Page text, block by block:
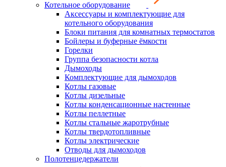
Котельное оборудование
Аксессуары и комплектующие для
котельного оборудования
Блоки питания для комнатных термостатов
Бойлеры и буферные ёмкости
Горелки
Группа безопасности котла
Дымоходы
Комплектующие для дымоходов
Котлы газовые
Котлы дизельные
Котлы конденсационные настенные
Котлы пеллетные
Котлы стальные жаротрубные
Котлы твердотопливные
Котлы электрические
Отводы для дымоходов
Полотенцедержатели